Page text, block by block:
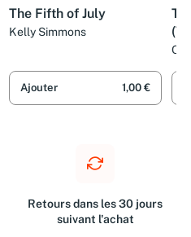
The Fifth of July
Kelly Simmons
Ajouter 1,00 €
Retours dans les 30 jours
suivant l'achat